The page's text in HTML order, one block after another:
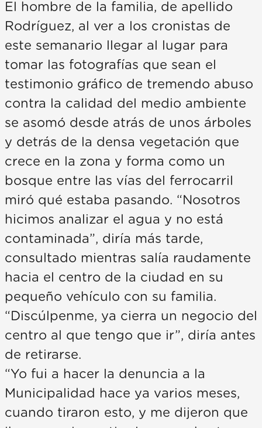
El hombre de la familia, de apellido
Rodríguez, al ver a los cronistas de
este semanario llegar al lugar para
tomar las fotografías que sean el
testimonio gráfico de tremendo abuso
contra la calidad del medio ambiente
se asomó desde atrás de unos árboles
y detrás de la densa vegetación que
crece en la zona y forma como un
bosque entre las vías del ferrocarril
miró qué estaba pasando. “Nosotros
hicimos analizar el agua y no está
contaminada”, diría más tarde,
consultado mientras salía raudamente
hacia el centro de la ciudad en su
pequeño vehículo con su familia.
“Discúlpenme, ya cierra un negocio del
centro al que tengo que ir”, diría antes
de retirarse.
“Yo fui a hacer la denuncia a la
Municipalidad hace ya varios meses,
cuando tiraron esto, y me dijeron que